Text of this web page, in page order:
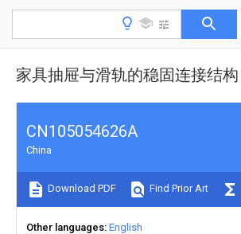
家具抽屉与滑轨的稳固连接结构
CN105054626A
China
Download PDF Find Prior Art
Other languages English